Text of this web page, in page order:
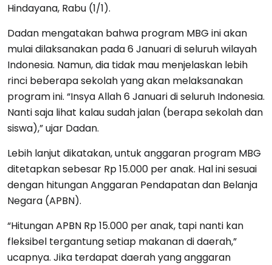
Hindayana, Rabu (1/1).
Dadan mengatakan bahwa program MBG ini akan
mulai dilaksanakan pada 6 Januari di seluruh wilayah
Indonesia. Namun, dia tidak mau menjelaskan lebih
rinci beberapa sekolah yang akan melaksanakan
program ini. “Insya Allah 6 Januari di seluruh Indonesia.
Nanti saja lihat kalau sudah jalan (berapa sekolah dan
siswa),” ujar Dadan.
Lebih lanjut dikatakan, untuk anggaran program MBG
ditetapkan sebesar Rp 15.000 per anak. Hal ini sesuai
dengan hitungan Anggaran Pendapatan dan Belanja
Negara (APBN).
“Hitungan APBN Rp 15.000 per anak, tapi nanti kan
fleksibel tergantung setiap makanan di daerah,”
ucapnya. Jika terdapat daerah yang anggaran